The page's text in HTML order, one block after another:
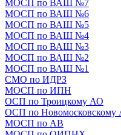
МОСП по ВАШ №7
МОСП по ВАШ №6
МОСП по ВАШ №5
МОСП по ВАШ №4
МОСП по ВАШ №3
МОСП по ВАШ №2
МОСП по ВАШ №1
СМО по ИДРЗ
МОСП по ИПН
ОСП по Троицкому АО
ОСП по Новомосковскому
МОСП по АВ